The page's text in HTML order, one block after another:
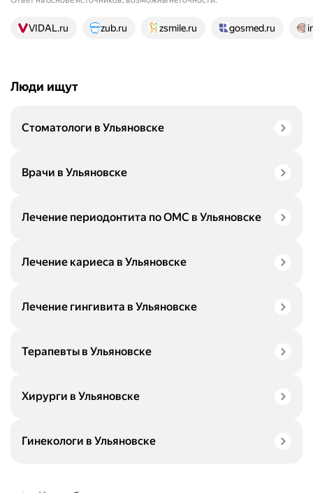
20 источников
VIDAL.ru zub.ru zsmile.ru gosmed.ru
Люди ищут
Стоматологи в Ульяновске
Врачи в Ульяновске
Лечение периодонтита по ОМС в Ульяновске
Лечение кариеса в Ульяновске
Лечение гингивита в Ульяновске
Терапевты в Ульяновске
Хирурги в Ульяновске
Гинекологи в Ульяновске